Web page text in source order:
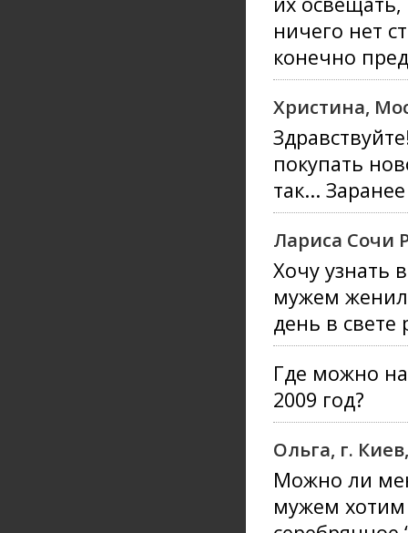
ничего нет
конечно
Христина,
покупать
так...
Лариса Сочи
Хочу узнать
мужем
день в
Где можно
2009 год?
Ольга, г.
Можно ли
мужем хотим